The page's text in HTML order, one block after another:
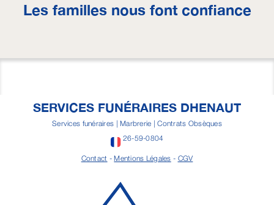
Les familles nous font confiance
SERVICES FUNÉRAIRES DHENAUT
Services funéraires | Marbrerie | Contrats Obsèques
26-59-0804
Contact -Mentions Légales - CGV